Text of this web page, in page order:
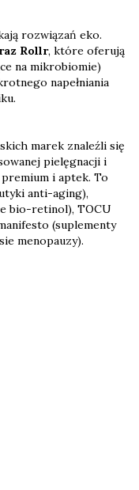
rozwiązań eko.
Rollr, które oferują
na mikrobiomie)
napełniania
marek znaleźli się
pielęgnacji i
i aptek. To
anti-aging),
bio-retinol), TOCU
(suplementy
menopauzy).